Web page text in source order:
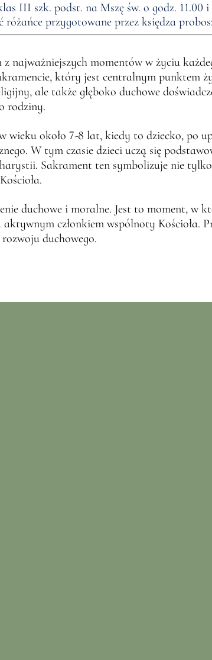
III szk. podst. na Mszę św. o godz. 11.00
przygotowane przez księdza
najważniejszych momentów w życiu
który jest centralnym punktem
ale także głęboko duchowe
rodziny.
wieku około 7-8 lat, kiedy to dziecko, po
W tym czasie dzieci uczą się
Sakrament ten symbolizuje nie
duchowe i moralne. Jest to moment, w
członkiem wspólnoty Kościoła.
duchowego.